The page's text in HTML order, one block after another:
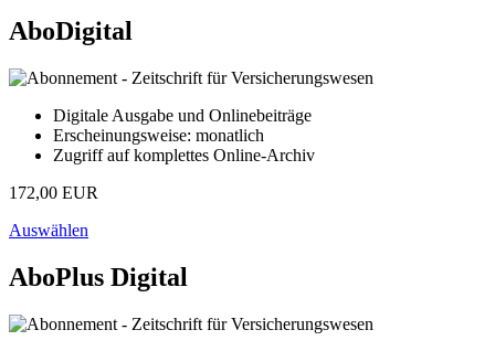
AboDigital
Digitale Ausgabe und Onlinebeiträge
Erscheinungsweise: monatlich
Zugriff auf komplettes Online-Archiv
172,00 EUR
Auswählen
AboPlus Digital